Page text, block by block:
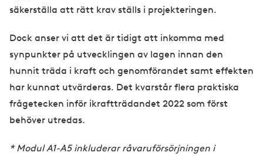
säkerställa att rätt krav ställs i projekteringen.
Dock anser vi att det är tidigt att inkomma med
synpunkter på utvecklingen av lagen innan den
hunnit träda i kraft och genomförandet samt effekten
har kunnat utvärderas. Det kvarstår flera praktiska
frågetecken inför ikraftträdandet 2022 som först
behöver utredas.
* Modul A1-A5 inkluderar råvaruförsörjningen i